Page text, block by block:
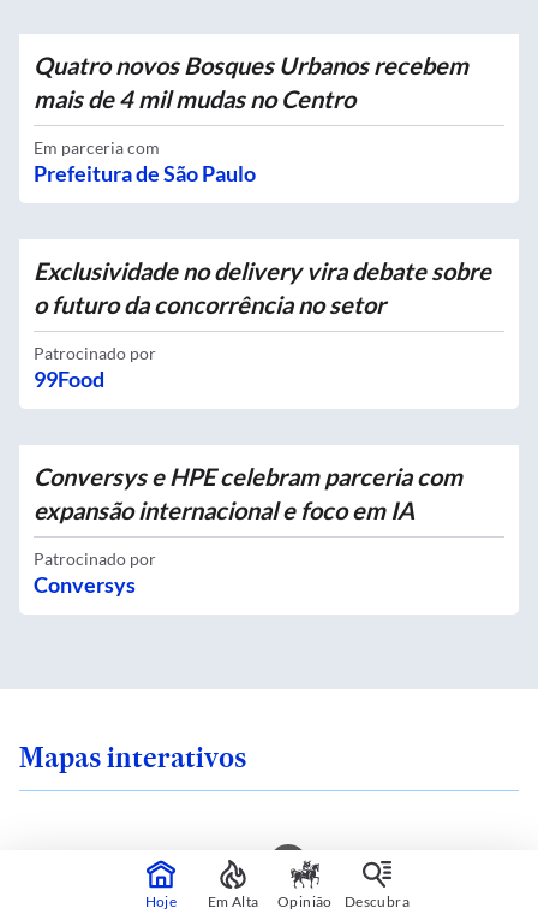
Quatro novos Bosques Urbanos recebem
mais de 4 mil mudas no Centro
Em parceria com
Prefeitura de São Paulo
Exclusividade no delivery vira debate sobre
o futuro da concorrência no setor
Patrocinado por
99Food
Conversys e HPE celebram parceria com
expansão internacional e foco em IA
Patrocinado por
Conversys
Mapas interativos
em uma ilha de
Qual é o
Hoje Em Alta Opinião Descubra